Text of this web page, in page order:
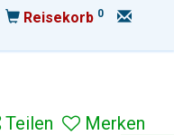
Reisekorb 0
Merken
Teilen